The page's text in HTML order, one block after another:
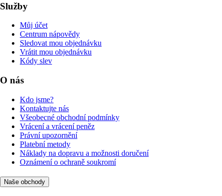
Služby
Můj účet
Centrum nápovědy
Sledovat mou objednávku
Vrátit mou objednávku
Kódy slev
O nás
Kdo jsme?
Kontaktujte nás
Všeobecné obchodní podmínky
Vrácení a vrácení peněz
Právní upozornění
Platební metody
Náklady na dopravu a možnosti doručení
Oznámení o ochraně soukromí
Naše obchody